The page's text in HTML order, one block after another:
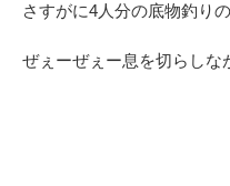
さすがに4人分の底物釣り
ぜぇーぜぇー息を切らしな